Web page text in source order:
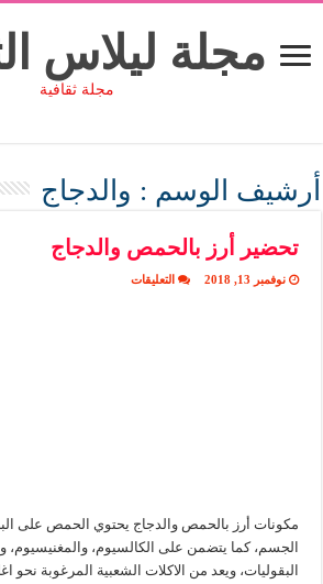
مجلة ليلاس
مجلة ثقافية
أرشيف الوسم : والدجاج
تحضير أرز بالحمص والدجاج
نوفمبر 13, 2018 التعليقاتعلى
مكونات أرز بالحمص والدجاج يحتوي الحمص على
الجسم، كما يتضمن على الكالسيوم، والمغنيسيوم،
البقوليات، ويعد من الاكلات الشعبية المرغوبة نحو